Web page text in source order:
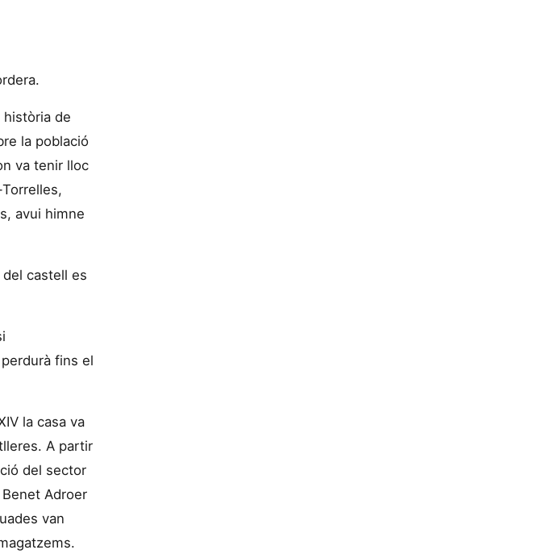
de
la població
va tenir lloc
avui himne
castell es
fins el
la casa va
A partir
del sector
Benet Adroer
van